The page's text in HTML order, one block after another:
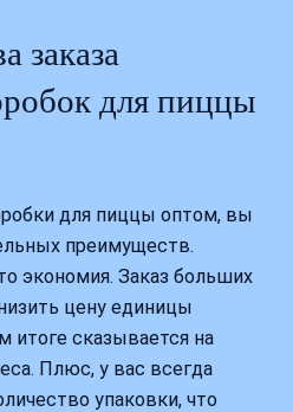
заказа
для пиццы
для пиццы оптом, вы
преимуществ.
экономия. Заказ больших
цену единицы
итоге сказывается на
Плюс, у вас всегда
упаковки, что